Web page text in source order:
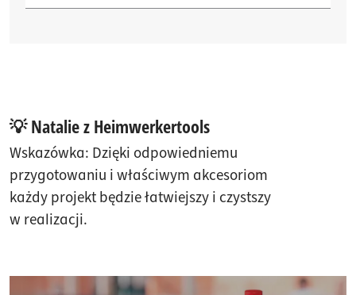
💡 Natalie z Heimwerkertools
Wskazówka: Dzięki odpowiedniemu
przygotowaniu i właściwym akcesoriom
każdy projekt będzie łatwiejszy i czystszy
w realizacji.